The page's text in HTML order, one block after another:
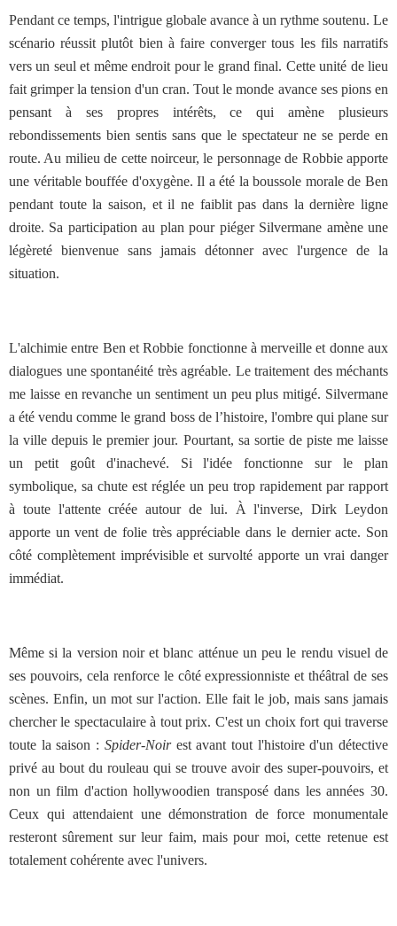
Pendant ce temps, l'intrigue globale avance à un rythme soutenu. Le
scénario réussit plutôt bien à faire converger tous les fils narratifs
vers un seul et même endroit pour le grand final. Cette unité de lieu
fait grimper la tension d'un cran. Tout le monde avance ses pions en
pensant à ses propres intérêts, ce qui amène plusieurs
rebondissements bien sentis sans que le spectateur ne se perde en
route. Au milieu de cette noirceur, le personnage de Robbie apporte
une véritable bouffée d'oxygène. Il a été la boussole morale de Ben
pendant toute la saison, et il ne faiblit pas dans la dernière ligne
droite. Sa participation au plan pour piéger Silvermane amène une
légèreté bienvenue sans jamais détonner avec l'urgence de la
situation.
L'alchimie entre Ben et Robbie fonctionne à merveille et donne aux
dialogues une spontanéité très agréable. Le traitement des méchants
me laisse en revanche un sentiment un peu plus mitigé. Silvermane
a été vendu comme le grand boss de l’histoire, l'ombre qui plane sur
la ville depuis le premier jour. Pourtant, sa sortie de piste me laisse
un petit goût d'inachevé. Si l'idée fonctionne sur le plan
symbolique, sa chute est réglée un peu trop rapidement par rapport
à toute l'attente créée autour de lui. À l'inverse, Dirk Leydon
apporte un vent de folie très appréciable dans le dernier acte. Son
côté complètement imprévisible et survolté apporte un vrai danger
immédiat.
Même si la version noir et blanc atténue un peu le rendu visuel de
ses pouvoirs, cela renforce le côté expressionniste et théâtral de ses
scènes. Enfin, un mot sur l'action. Elle fait le job, mais sans jamais
chercher le spectaculaire à tout prix. C'est un choix fort qui traverse
toute la saison : Spider-Noir est avant tout l'histoire d'un détective
privé au bout du rouleau qui se trouve avoir des super-pouvoirs, et
non un film d'action hollywoodien transposé dans les années 30.
Ceux qui attendaient une démonstration de force monumentale
resteront sûrement sur leur faim, mais pour moi, cette retenue est
totalement cohérente avec l'univers.